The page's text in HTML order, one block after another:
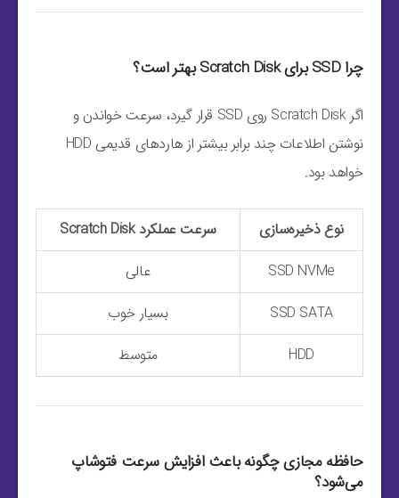
چرا SSD برای Scratch Disk بهتر است؟
اگر Scratch Disk روی SSD قرار گیرد، سرعت خواندن و
نوشتن اطلاعات چند برابر بیشتر از هاردهای قدیمی HDD
خواهد بود.
نوع ذخیره‌سازی
سرعت عملکرد Scratch Disk
SSD NVMe
عالی
SSD SATA
بسیار خوب
HDD
متوسط
حافظه مجازی چگونه باعث افزایش سرعت فتوشاپ
می‌شود؟